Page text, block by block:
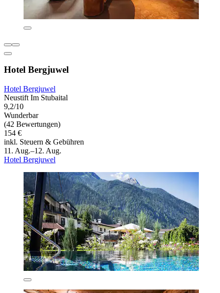
Hotel Bergjuwel
Hotel Bergjuwel
Neustift Im Stubaital
9,2/10
Wunderbar
(42 Bewertungen)
154 €
inkl. Steuern & Gebühren
11. Aug.–12. Aug.
Hotel Bergjuwel